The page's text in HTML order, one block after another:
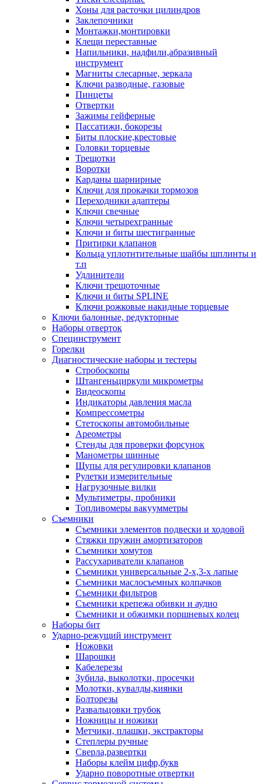
Хоны для расточки цилиндров
Заклепочники
Монтажки,монтировки
Клещи переставные
Напильники, надфили,абразивный
инструмент
Магниты слесарные, зеркала
Ключи разводные, газовые
Пинцеты
Отвертки
Зажимы гейферные
Пассатижи, бокорезы
Биты плоские,крестовые
Головки торцевые
Трещотки
Воротки
Карданы шарнирные
Ключи для прокачки тормозов
Переходники адаптеры
Ключи свечные
Ключи четырехгранные
Ключи и биты шестигранные
Притирки клапанов
Кольца уплотнтительные шайбы шплинты и
т.п
Удлинители
Ключи трещоточные
Ключи и биты SPLINE
Ключи рожковые накидные торцевые
Ключи балонные, редукторные
Наборы отверток
Специнструмент
Горелки
Диагностические наборы и тестеры
Стробоскопы
Штангеньциркули микрометры
Видеоскопы
Индикаторы давления масла
Компрессометры
Стетоскопы автомобильные
Ареометры
Стенды для проверки форсунок
Манометры шинные
Щупы для регулировки клапанов
Рулетки измерительные
Нагрузочные вилки
Мультиметры, пробники
Топливомеры вакуумметры
Съемники
Съемники элементов подвески и ходовой
Стяжки пружин амортизаторов
Съемники хомутов
Рассухариватели клапанов
Съемники универсальные 2-х,3-х лапые
Съемники маслосъемных колпачков
Съемники фильтров
Съемники крепежа обивки и аудио
Съемники и обжимки поршневых колец
Наборы бит
Ударно-режущий инструмент
Ножовки
Шарошки
Кабелерезы
Зубила, выколотки, просечки
Молотки, кувалды,киянки
Болторезы
Развальцовки трубок
Ножницы и ножики
Метчики, плашки, экстракторы
Степлеры ручные
Сверла,развертки
Наборы клейм цифр,букв
Ударно поворотные отвертки